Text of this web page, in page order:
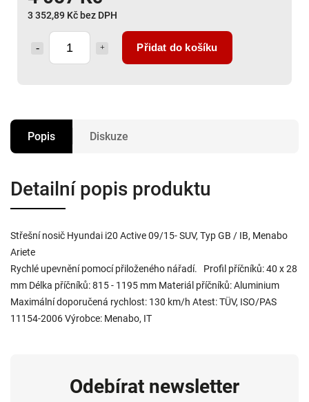
3 352,89 Kč bez DPH
Přidat do košíku
Popis Diskuze
Detailní popis produktu
Střešní nosič Hyundai i20 Active 09/15- SUV, Typ GB / IB, Menabo
Ariete
Rychlé upevnění pomocí přiloženého nářadí. Profil příčníků: 40 x 28
mm Délka příčníků: 815 - 1195 mm Materiál příčníků: Aluminium
Maximální doporučená rychlost: 130 km/h Atest: TÜV, ISO/PAS
11154-2006 Výrobce: Menabo, IT
Odebírat newsletter